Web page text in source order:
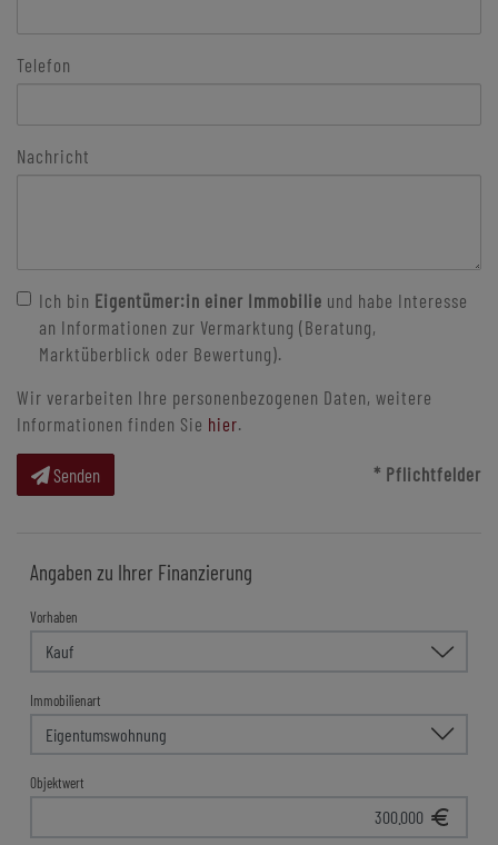
Telefon
Nachricht
Ich bin Eigentümer:in einer Immobilie und habe Interesse
an Informationen zur Vermarktung (Beratung,
Marktüberblick oder Bewertung).
Wir verarbeiten Ihre personenbezogenen Daten, weitere
Informationen finden Sie hier.
Senden * Pflichtfelder